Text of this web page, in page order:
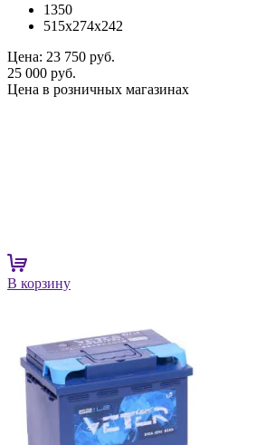
1350
515x274x242
Цена: 23 750 руб.
25 000 руб.
Цена в розничных магазинах
В корзину